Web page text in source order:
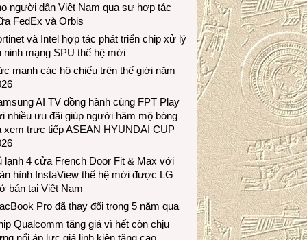
người dân Việt Nam qua sự hợp tác
FedEx và Orbis
và Intel hợp tác phát triển chip xử lý
ninh mạng SPU thế hệ mới
mạnh các hộ chiếu trên thế giới năm
AI TV đồng hành cùng FPT Play
nhiều ưu đãi giúp người hâm mộ bóng
xem trực tiếp ASEAN HYUNDAI CUP
lạnh 4 cửa French Door Fit & Max với
hình InstaView thế hệ mới được LG
bán tại Việt Nam
Pro đã thay đổi trong 5 năm qua
Qualcomm tăng giá vì hết còn chịu
nổi áp lực giá linh kiện tăng cao